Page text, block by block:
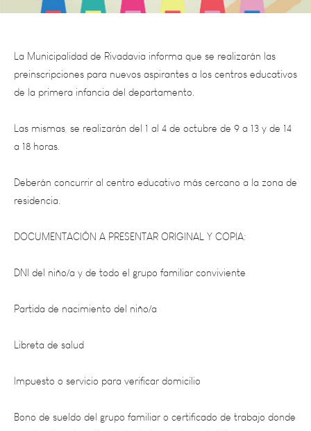
La Municipalidad de Rivadavia informa que se realizarán las
preinscripciones para nuevos aspirantes a los centros educativos
de la primera infancia del departamento.
Las mismas, se realizarán del 1 al 4 de octubre de 9 a 13 y de 14
a 18 horas.
Deberán concurrir al centro educativo más cercano a la zona de
residencia.
DOCUMENTACIÓN A PRESENTAR ORIGINAL Y COPIA:
DNI del niño/a y de todo el grupo familiar conviviente
Partida de nacimiento del niño/a
Libreta de salud
Impuesto o servicio para verificar domicilio
Bono de sueldo del grupo familiar o certificado de trabajo donde
conste días y horarios de trabajo, nombre y teléfono de